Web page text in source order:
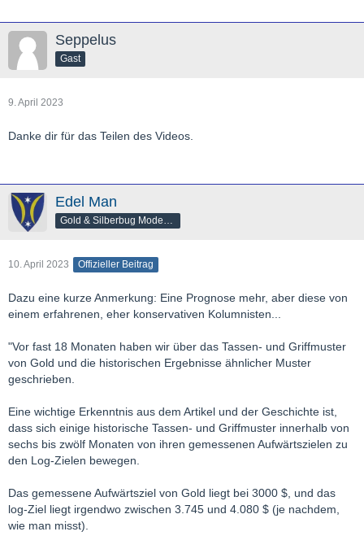
Seppelus
Gast
9. April 2023
Danke dir für das Teilen des Videos.
Edel Man
10. April 2023 Offizieller Beitrag
Dazu eine kurze Anmerkung: Eine Prognose mehr, aber diese von
einem erfahrenen, eher konservativen Kolumnisten...
"Vor fast 18 Monaten haben wir über das Tassen- und Griffmuster
von Gold und die historischen Ergebnisse ähnlicher Muster
geschrieben.
Eine wichtige Erkenntnis aus dem Artikel und der Geschichte ist,
dass sich einige historische Tassen- und Griffmuster innerhalb von
sechs bis zwölf Monaten von ihren gemessenen Aufwärtszielen zu
den Log-Zielen bewegen.
Das gemessene Aufwärtsziel von Gold liegt bei 3000 $, und das
log-Ziel liegt irgendwo zwischen 3.745 und 4.080 $ (je nachdem,
wie man misst).